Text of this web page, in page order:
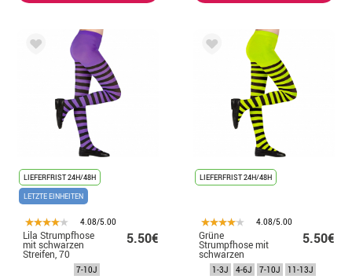
LIEFERFRIST 24H/48H
LETZTE EINHEITEN
4.08/5.00
Lila Strumpfhose
mit schwarzen
Streifen, 70
Denier für
5.50€
7-10J
LIEFERFRIST 24H/48H
4.08/5.00
Grüne
Strumpfhose mit
schwarzen
Streifen, 70
Denier für
5.50€
1-3J 4-6J 7-10J 11-13J